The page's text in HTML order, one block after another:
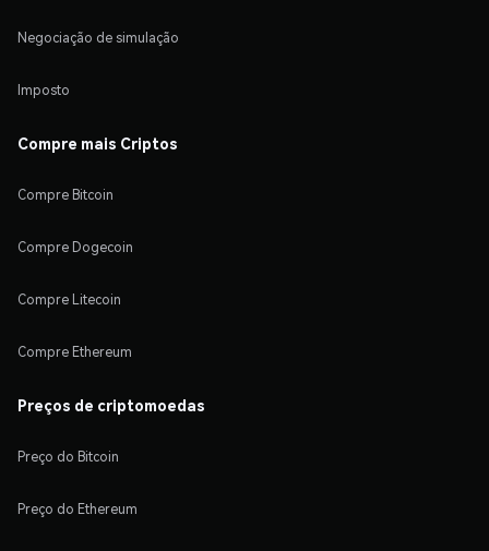
Negociação de simulação
Imposto
Compre mais Criptos
Compre Bitcoin
Compre Dogecoin
Compre Litecoin
Compre Ethereum
Preços de criptomoedas
Preço do Bitcoin
Preço do Ethereum